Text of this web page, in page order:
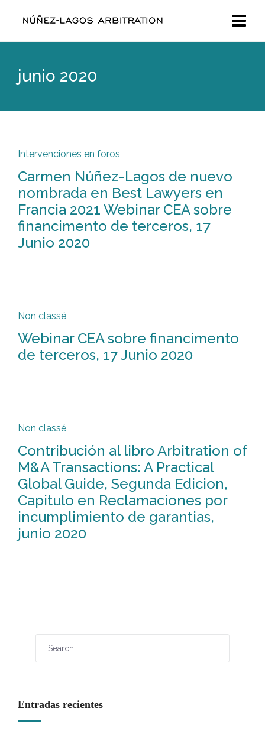
junio 2020
Intervenciones en foros
Carmen Núñez-Lagos de nuevo
nombrada en Best Lawyers en
Francia 2021 Webinar CEA sobre
financimento de terceros, 17
Junio 2020
Non classé
Webinar CEA sobre financimento
de terceros, 17 Junio 2020
Non classé
Contribución al libro Arbitration of
M&A Transactions: A Practical
Global Guide, Segunda Edicion,
Capitulo en Reclamaciones por
incumplimiento de garantias,
junio 2020
Entradas recientes